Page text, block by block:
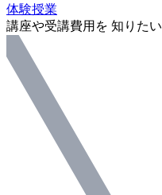
体験授業
講座や受講費用を 知りたい